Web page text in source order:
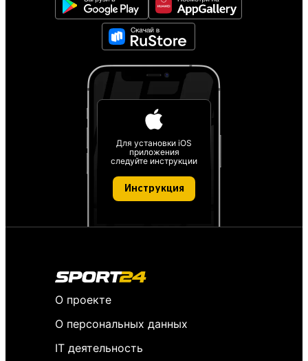
Для установки iOS
приложения
следуйте инструкции
Инструкция
О проекте
О персональных данных
IT деятельность